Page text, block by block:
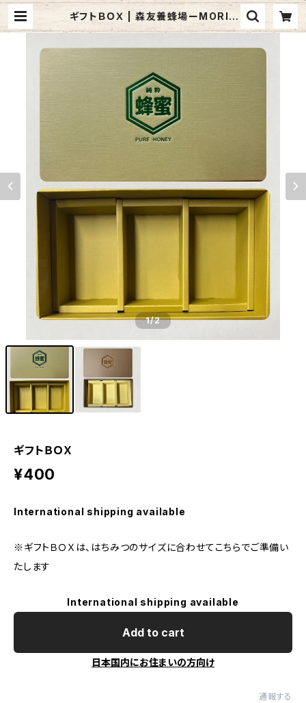
ギフトＢＯＸ | 森友養蜂場ーMORIT
OMO BEEFARMー
1/2
ギフトＢＯＸ
¥400
International shipping available
※ギフトＢＯＸは、はちみつのサイズに合わせてこちらでご準備い
たします
International shipping available
Add to cart
日本国内にお住まいの方向け
通報する